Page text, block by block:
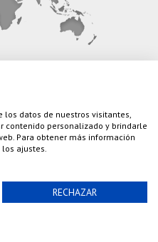
Comunicación, S.L.
Un Tiro!, todos los
datos de nuestros visitantes,
contenido personalizado y brindarle
Para obtener más información
ajustes.
RECHAZAR